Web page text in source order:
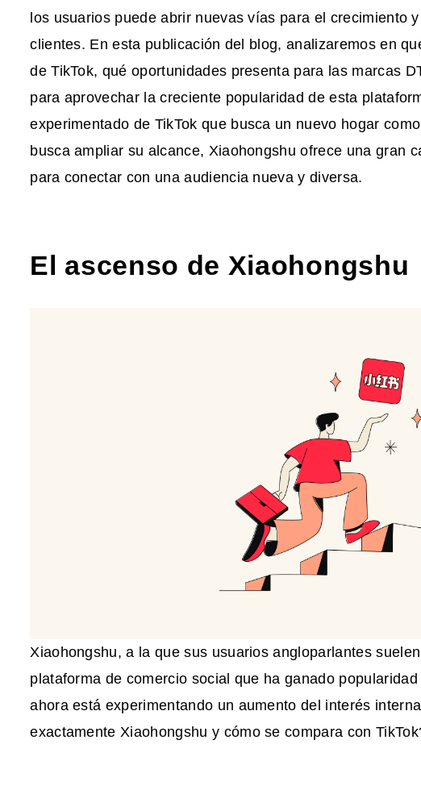
los usuarios puede abrir nuevas vías para el crecimiento
clientes. En esta publicación del blog, analizaremos en
de TikTok, qué oportunidades presenta para las marcas
para aprovechar la creciente popularidad de esta
experimentado de TikTok que busca un nuevo hogar
busca ampliar su alcance, Xiaohongshu ofrece una gran
para conectar con una audiencia nueva y diversa.
El ascenso de Xiaohongshu
Xiaohongshu, a la que sus usuarios angloparlantes
plataforma de comercio social que ha ganado
ahora está experimentando un aumento del interés
exactamente Xiaohongshu y cómo se compara con